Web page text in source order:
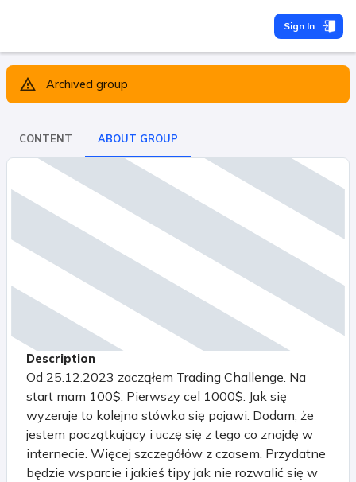
Sign In
Archived group
CONTENT ABOUT GROUP
Description
Od 25.12.2023 zacząłem Trading Challenge. Na
start mam 100$. Pierwszy cel 1000$. Jak się
wyzeruje to kolejna stówka się pojawi. Dodam, że
jestem początkujący i uczę się z tego co znajdę w
internecie. Więcej szczegółów z czasem. Przydatne
będzie wsparcie i jakieś tipy jak nie rozwalić się w